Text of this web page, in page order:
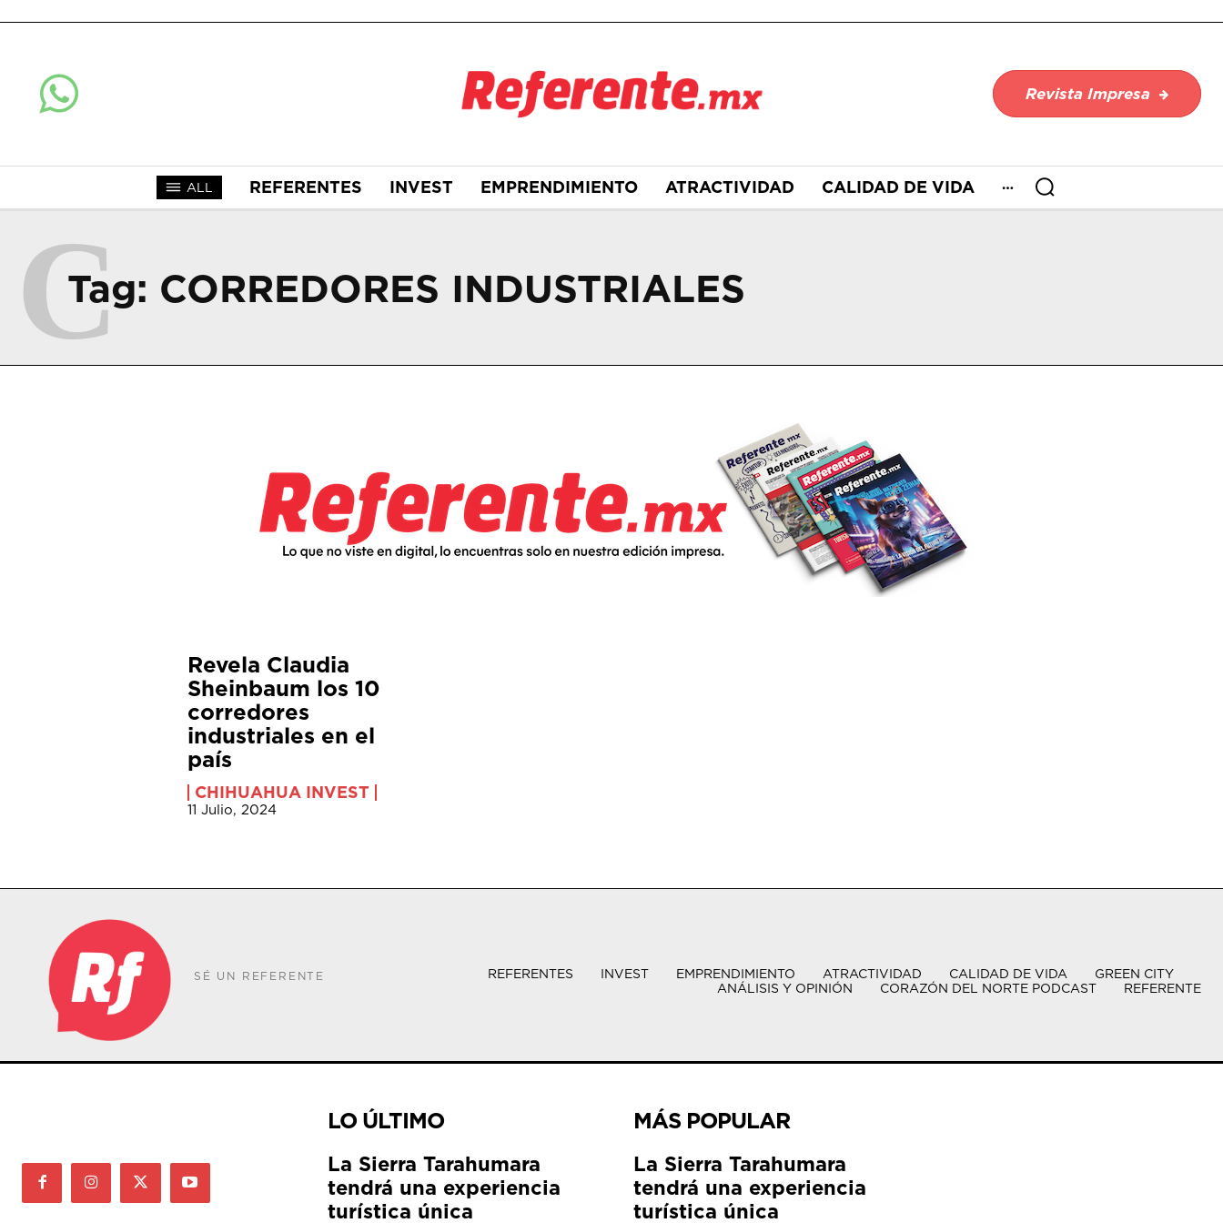
Revista Impresa
ALL REFERENTES INVEST EMPRENDIMIENTO ATRACTIVIDAD CALIDAD DE VIDA
Tag: CORREDORES INDUSTRIALES
C
Revela Claudia
Sheinbaum los 10
corredores
industriales en el
país
CHIHUAHUA INVEST
11 Julio, 2024
SÉ UN REFERENTE REFERENTES INVEST EMPRENDIMIENTO ATRACTIVIDAD CALIDAD DE VIDA
GREEN CITY
ANÁLISIS Y OPINIÓN
CORAZÓN DEL NORTE PODCAST REFERENTE
LO ÚLTIMO
La Sierra Tarahumara
tendrá una experiencia
turística única
MÁS POPULAR
La Sierra Tarahumara
tendrá una experiencia
turística única